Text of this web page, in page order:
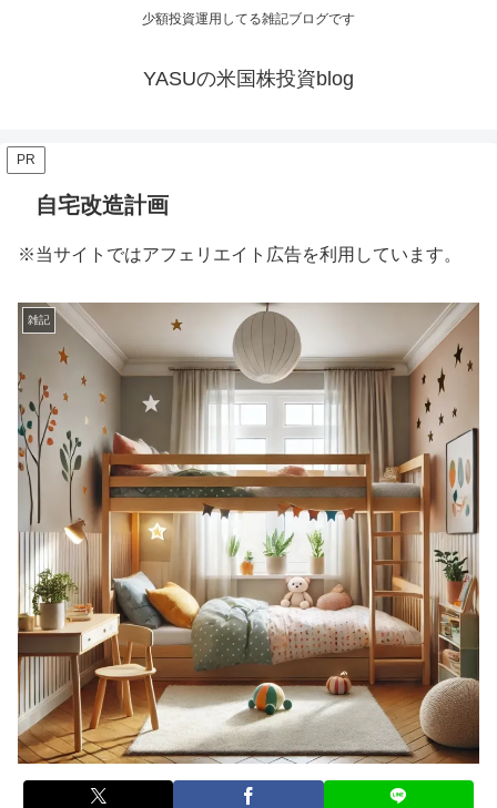
少額投資運用してる雑記ブログです
YASUの米国株投資blog
PR
自宅改造計画
※当サイトではアフェリエイト広告を利用しています。
雑記